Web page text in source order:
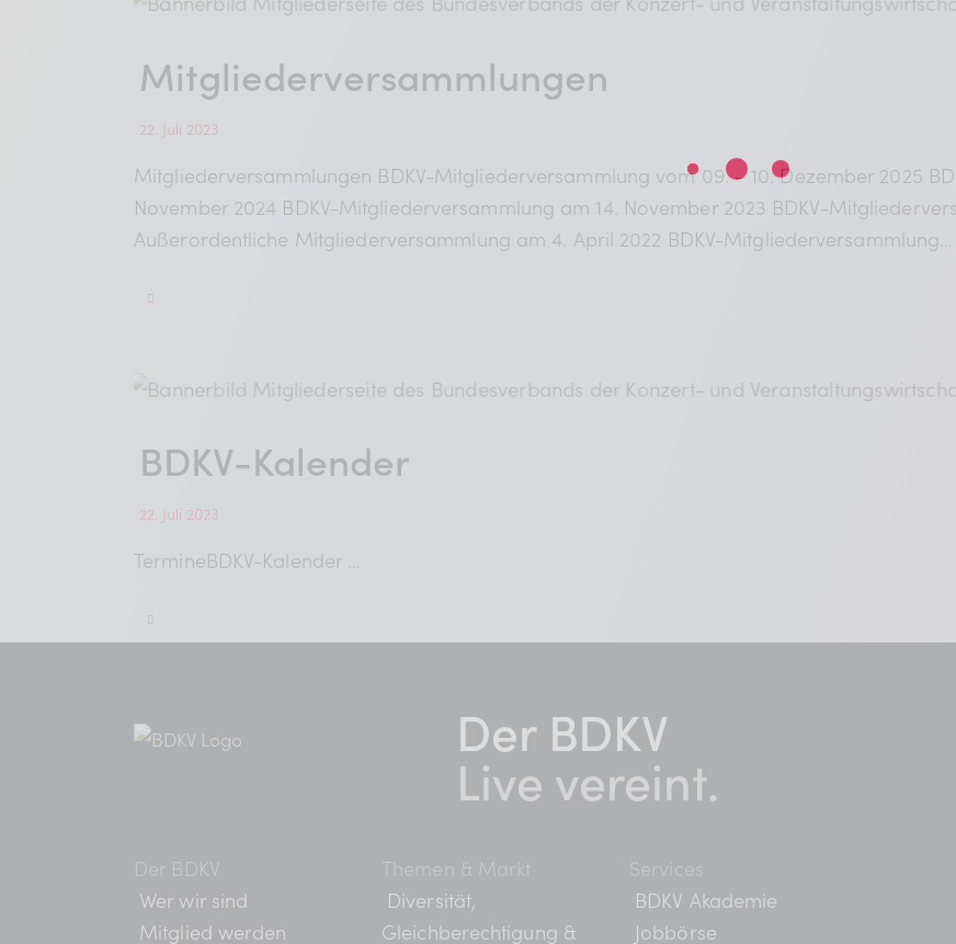
Mitgliederversammlungen
22. Juli 2023
Mitgliederversammlungen BDKV-Mitgliederversammlung vom 09. – 10. Dezember 2025
November 2024 BDKV-Mitgliederversammlung am 14. November 2023 BDKV-
Außerordentliche Mitgliederversammlung am 4. April 2022 BDKV-Mitgliederversammlung…
BDKV-Kalender
22. Juli 2023
TermineBDKV-Kalender …
Der BDKV​
Live vereint.
Der BDKV
Wer wir sind
Mitglied werden
Themen & Markt
Diversität,
Gleichberechtigung &
Services
BDKV Akademie
Jobbörse